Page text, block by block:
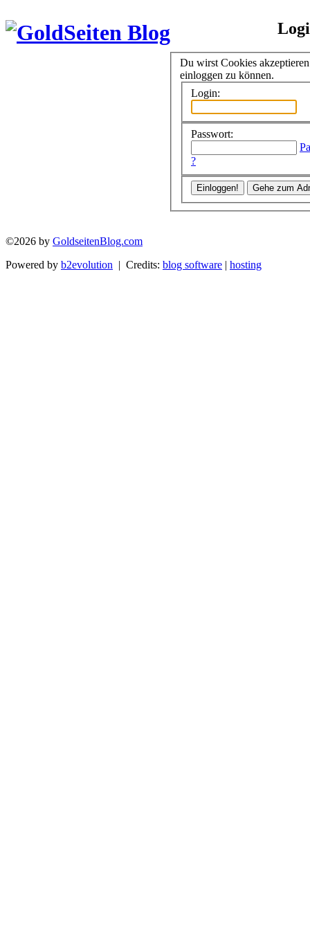
Du wirst Cookies
einloggen zu können.
Login:
Passwort:
?
©2026 by GoldseitenBlog.com
Powered by b2evolution | Credits: blog software | hosting